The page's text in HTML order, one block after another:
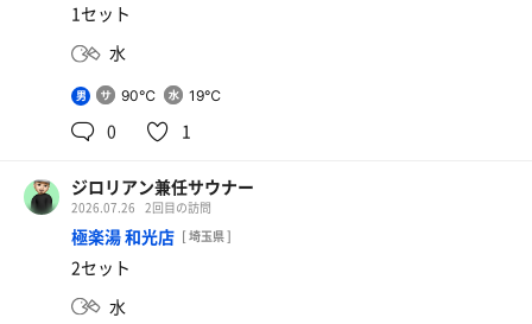
1セット
水
男 90℃ 19℃
0 1
ジロリアン兼任サウナー
2026.07.26 2回目の訪問
極楽湯 和光店 [ 埼玉県 ]
2セット
水